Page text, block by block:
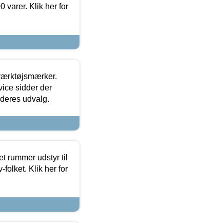
varer. Klik her for
sidder der
udvalg.
rummer udstyr til
folket. Klik her for